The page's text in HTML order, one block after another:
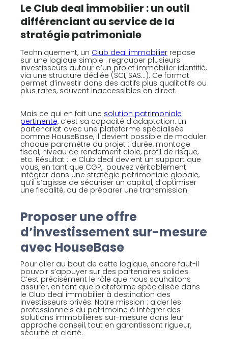
Le Club deal immobilier : un outil
différenciant au service de la
stratégie patrimoniale
Techniquement, un Club deal immobilier repose
sur une logique simple : regrouper plusieurs
investisseurs autour d’un projet immobilier identifié,
via une structure dédiée (SCI, SAS…). Ce format
permet d’investir dans des actifs plus qualitatifs ou
plus rares, souvent inaccessibles en direct.
Mais ce qui en fait une solution patrimoniale
pertinente, c’est sa capacité d’adaptation. En
partenariat avec une plateforme spécialisée
comme HouseBase, il devient possible de moduler
chaque paramètre du projet : durée, montage
fiscal, niveau de rendement cible, profil de risque,
etc. Résultat : le Club deal devient un support que
vous, en tant que CGP, pouvez véritablement
intégrer dans une stratégie patrimoniale globale,
qu’il s’agisse de sécuriser un capital, d’optimiser
une fiscalité, ou de préparer une transmission.
Proposer une offre
d’investissement sur-mesure
avec HouseBase
Pour aller au bout de cette logique, encore faut-il
pouvoir s’appuyer sur des partenaires solides.
C’est précisément le rôle que nous souhaitons
assurer, en tant que plateforme spécialisée dans
le Club deal immobilier à destination des
investisseurs privés. Notre mission : aider les
professionnels du patrimoine à intégrer des
solutions immobilières sur-mesure dans leur
approche conseil, tout en garantissant rigueur,
sécurité et clarté.